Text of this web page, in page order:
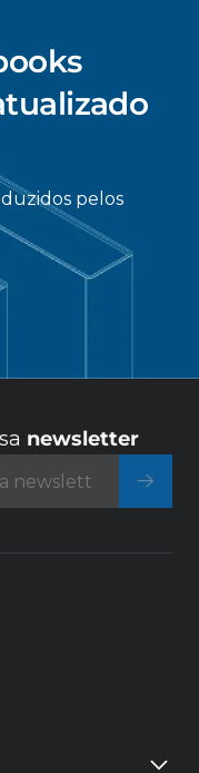
pelos
newsletter